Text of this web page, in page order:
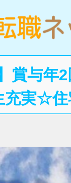
】賞与
実☆住